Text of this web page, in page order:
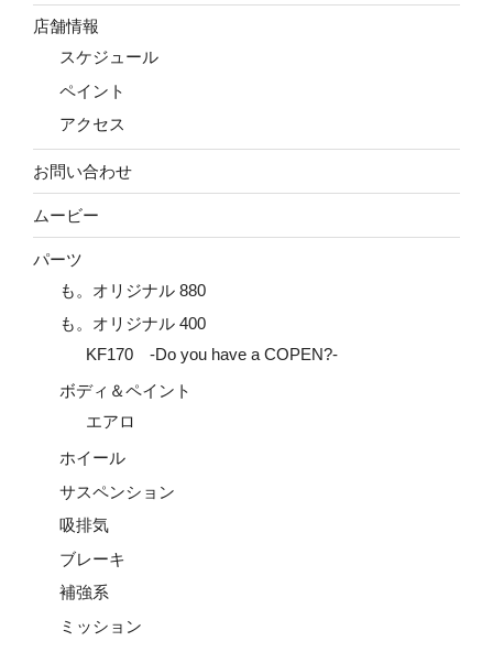
店舗情報
スケジュール
ペイント
アクセス
お問い合わせ
ムービー
パーツ
も。オリジナル 880
も。オリジナル 400
KF170 -Do you have a COPEN?-
ボディ＆ペイント
エアロ
ホイール
サスペンション
吸排気
ブレーキ
補強系
ミッション